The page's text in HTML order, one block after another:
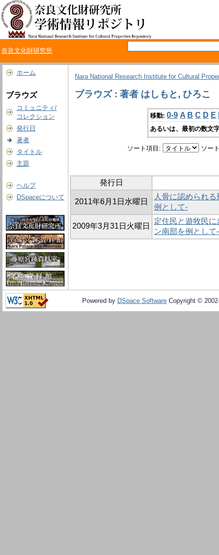
奈良文化財研究所
ホーム
ブラウズ
コミュニティ/
コレクション
発行日
著者
タイトル
主題
ヘルプ
DSpaceについて
Nara National Research Institute for Cultural
ブラウズ : 著者 はしもと, ひろこ
移動: 0-9 A B C D E
あるいは、最初の数文
ソート項目: ソー
発行日
2011年6月1日水曜日
人骨に認められ
例として‐
2009年3月31日火曜日
定住民と遊牧民に
ン南部を例として‐
Powered by DSpace Software Copyright ©